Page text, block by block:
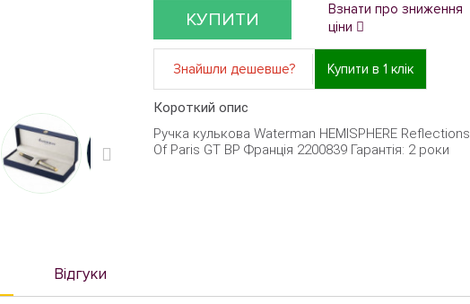
КУПИТИ
Взнати про зниження
ціни
Знайшли дешевше? Купити в 1 клік
Короткий опис
Ручка кулькова Waterman HEMISPHERE Reflections
Of Paris GT BP Франція 2200839 Гарантія: 2 роки
Відгуки